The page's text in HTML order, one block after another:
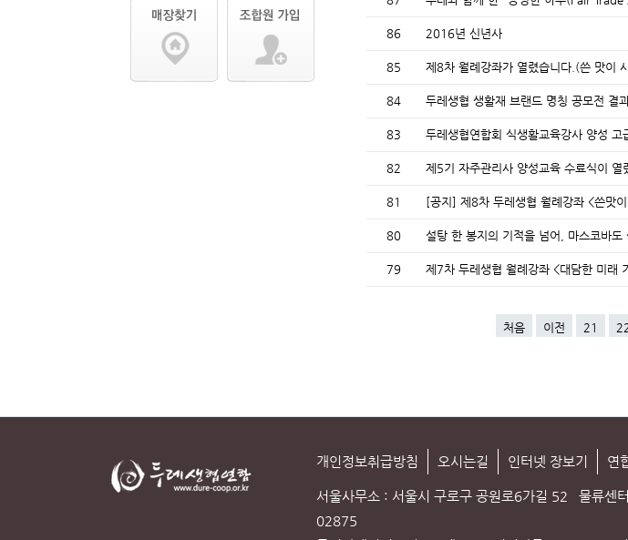
86 2016년 신년사
85 제8차 월례강좌가 열렸습니다.(쓴 맛이
84 두레생협 생활재 브랜드 명칭 공모전 결
83 두레생협연합회 식생활교육강사 양성 고
82 제5기 자주관리사 양성교육 수료식이 열
81 [공지] 제8차 두레생협 월례강좌 <쓴맛
80 설탕 한 봉지의 기적을 넘어, 마스코바
79 제7차 두레생협 월례강좌 <대담한 미래
처음 이전 21
개인정보취급방침 오시는길 인터넷 장보기 연
서울사무소 : 서울시 구로구 공원로6가길 52 물류센
02875